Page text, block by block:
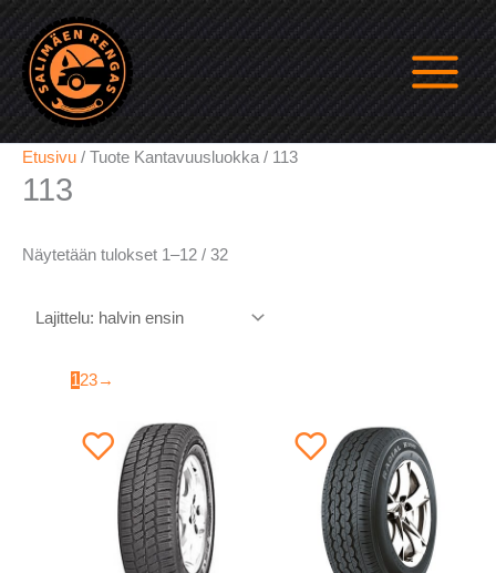
Siirry
sisältöön
Etusivu / Tuote Kantavuusluokka / 113
113
Näytetään tulokset 1–12 / 32Halvin
123→